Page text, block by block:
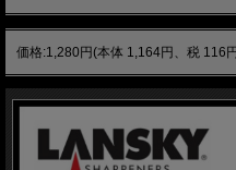
価格:1,280円(本体 1,164円、税 116